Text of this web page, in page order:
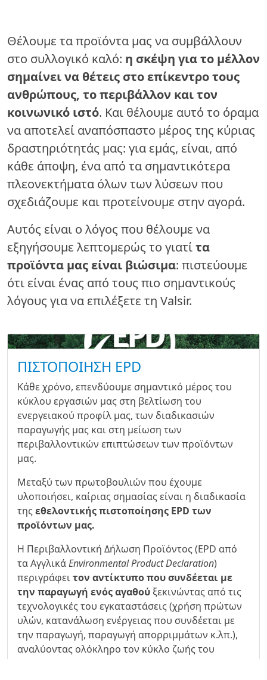
Θέλουμε τα προϊόντα μας να συμβάλλουν
στο συλλογικό καλό: η σκέψη για το μέλλον
σημαίνει να θέτεις στο επίκεντρο τους
ανθρώπους, το περιβάλλον και τον
κοινωνικό ιστό. Και θέλουμε αυτό το όραμα
να αποτελεί αναπόσπαστο μέρος της κύριας
δραστηριότητάς μας: για εμάς, είναι, από
κάθε άποψη, ένα από τα σημαντικότερα
πλεονεκτήματα όλων των λύσεων που
σχεδιάζουμε και προτείνουμε στην αγορά.
Αυτός είναι ο λόγος που θέλουμε να
εξηγήσουμε λεπτομερώς το γιατίτα
προϊόντα μας είναι βιώσιμα: πιστεύουμε
ότι είναι ένας από τους πιο σημαντικούς
λόγους για να επιλέξετε τη Valsir.
ΠΙΣΤΟΠΟΊΗΣΗ EPD
Κάθε χρόνο, επενδύουμε σημαντικό μέρος του
κύκλου εργασιών μας στη βελτίωση του
ενεργειακού προφίλ μας, των διαδικασιών
παραγωγής μας και στη μείωση των
περιβαλλοντικών επιπτώσεων των προϊόντων
μας.
Μεταξύ των πρωτοβουλιών που έχουμε
υλοποιήσει, καίριας σημασίας είναι η διαδικασία
τηςεθελοντικής πιστοποίησης EPD των
προϊόντων μας.
Η Περιβαλλοντική Δήλωση Προϊόντος (EPD από
τα ΑγγλικάEnvironmental Product Declaration)
περιγράφειτον αντίκτυπο που συνδέεται με
την παραγωγή ενός αγαθού ξεκινώντας από τις
τεχνολογικές του εγκαταστάσεις (χρήση πρώτων
υλών, κατανάλωση ενέργειας που συνδέεται με
την παραγωγή, παραγωγή απορριμμάτων κ.λπ.),
αναλύοντας ολόκληρο τον κύκλο ζωής του